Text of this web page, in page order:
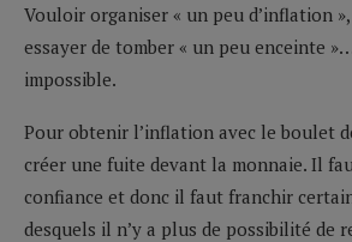
Vouloir organiser « un peu d’inflation
essayer de tomber « un peu enceinte
impossible.
Pour obtenir l’inflation avec le boulet
créer une fuite devant la monnaie. Il
confiance et donc il faut franchir
desquels il n’y a plus de possibilité de